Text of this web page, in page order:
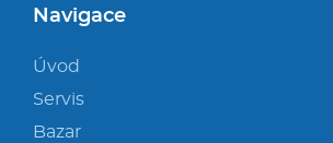
Navigace
Úvod
Servis
Bazar